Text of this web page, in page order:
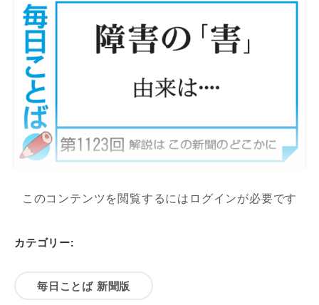
このコンテンツを閲覧するにはログインが必要です
カテゴリー:
毎日ことば 新聞版